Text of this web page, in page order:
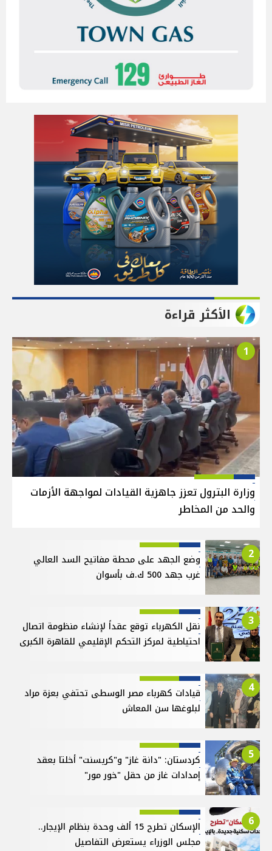
الأكثر قراءة
1
وزارة البترول تعزز جاهزية القيادات لمواجهة الأزمات
والحد من المخاطر
2
وضع الجهد على محطة مفاتيح السد العالي
غرب جهد 500 ك.ف بأسوان
3
نقل الكهرباء توقع عقداً لإنشاء منظومة اتصال
احتياطية لمركز التحكم الإقليمي للقاهرة الكبرى
4
قيادات كهرباء مصر الوسطى تحتفي بعزة مراد
لبلوغها سن المعاش
5
كردستان: "دانة غاز" و"كريسنت" أخلتا بعقد
إمدادات غاز من حقل "خور مور"
6
الإسكان تطرح 15 ألف وحدة بنظام الإيجار..
مجلس الوزراء يستعرض التفاصيل